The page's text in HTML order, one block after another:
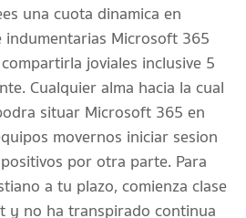
una cuota dinamica en
Microsoft 365
joviales inclusive 5
Cualquier alma hacia la cual
situar Microsoft 365 en
movernos iniciar sesion
por otra parte. Para
a tu plazo, comienza clase
y no ha transpirado continua